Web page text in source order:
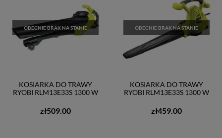
OBECNIE BRAK NA STANIE
KOSIARKA DO TRAWY
RYOBI RLM13E33S 1300 W
zł509.00
OBECNIE BRAK NA STANIE
KOSIARKA DO TRAWY
RYOBI RLM13E33S 1300 W
zł459.00